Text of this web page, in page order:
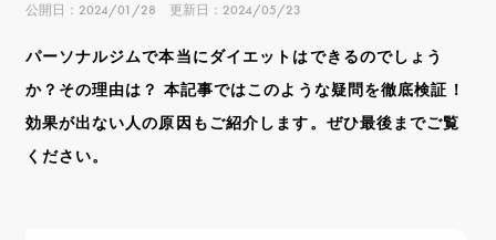
公開日：2024/01/28 更新日：2024/05/23
パーソナルジムで本当にダイエットはできるのでしょう
か？その理由は？ 本記事ではこのような疑問を徹底検証！
効果が出ない人の原因もご紹介します。ぜひ最後までご覧
ください。